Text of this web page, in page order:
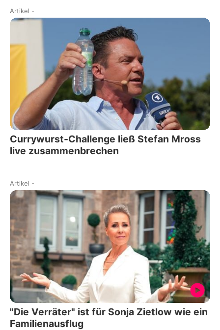
Artikel -
Currywurst-Challenge ließ Stefan Mross
live zusammenbrechen
Artikel -
"Die Verräter" ist für Sonja Zietlow wie ein
Familienausflug